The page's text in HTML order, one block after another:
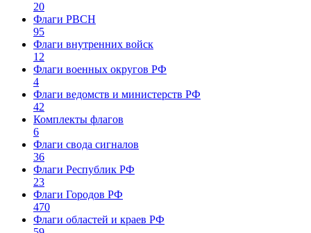
20
Флаги РВСН
95
Флаги внутренних войск
12
Флаги военных округов РФ
4
Флаги ведомств и министерств РФ
42
Комплекты флагов
6
Флаги свода сигналов
36
Флаги Республик РФ
23
Флаги Городов РФ
470
Флаги областей и краев РФ